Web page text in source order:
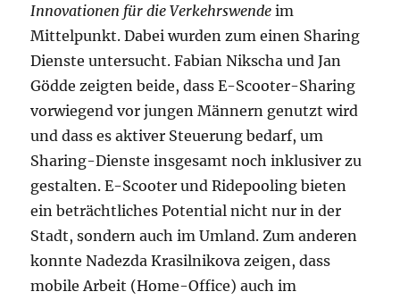
Innovationen für die Verkehrswende im
Mittelpunkt. Dabei wurden zum einen Sharing
Dienste untersucht. Fabian Nikscha und Jan
Gödde zeigten beide, dass E-Scooter-Sharing
vorwiegend vor jungen Männern genutzt wird
und dass es aktiver Steuerung bedarf, um
Sharing-Dienste insgesamt noch inklusiver zu
gestalten. E-Scooter und Ridepooling bieten
ein beträchtliches Potential nicht nur in der
Stadt, sondern auch im Umland. Zum anderen
konnte Nadezda Krasilnikova zeigen, dass
mobile Arbeit (Home-Office) auch im